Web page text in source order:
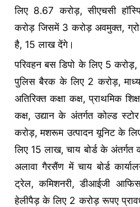
लिए 8.67 करोड़, सीएचसी
करोड़ जिसमें 3 करोड़ अवमुक्त,
है, 15 लाख देंगे।
परिवहन बस डिपो के लिए 5
पुलिस बैरक के लिए 2 करोड़,
अतिरिक्त कक्षा कक्ष, प्राथमिक
कक्ष, उद्यान के अंतर्गत कोल्ड
करोड़, मशरूम उत्पादन यूनिट के
लिए 15 लाख, चाय बोर्ड के
अलावा गैरसैंण में चाय बोर्ड
ट्रेल, कमिशनरी, डीआईजी
हेलीपैड़ के लिए 2 करोड़ रूपए